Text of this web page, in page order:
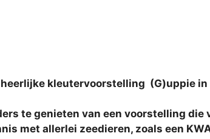
kleutervoorstelling (G)uppie
te genieten van een voorstelling
met allerlei zeedieren, zoals een